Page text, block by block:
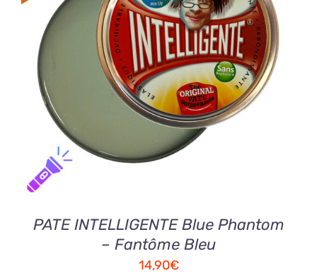
AJOUTER AU PANIER
/
PATE INTELLIGENTE Blue Phantom
– Fantôme Bleu
14,90€